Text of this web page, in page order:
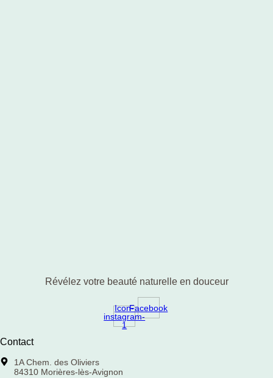
Révélez votre beauté naturelle en douceur
Icon-
instagram-
1
Facebook
Contact
1A Chem. des Oliviers
84310 Morières-lès-Avignon